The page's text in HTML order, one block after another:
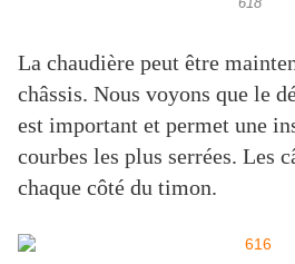
618
La chaudière peut être
châssis. Nous voyons que le
est important et permet une
courbes les plus serrées. Les
chaque côté du timon.